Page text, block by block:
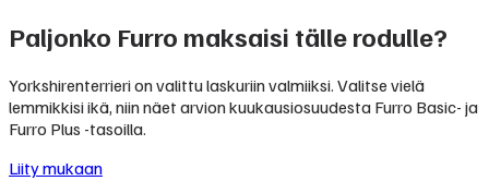
Paljonko Furro maksaisi tälle rodulle?
Yorkshirenterrieri on valittu laskuriin valmiiksi. Valitse vielä
lemmikkisi ikä, niin näet arvion kuukausiosuudesta Furro Basic- ja
Furro Plus -tasoilla.
Liity mukaan